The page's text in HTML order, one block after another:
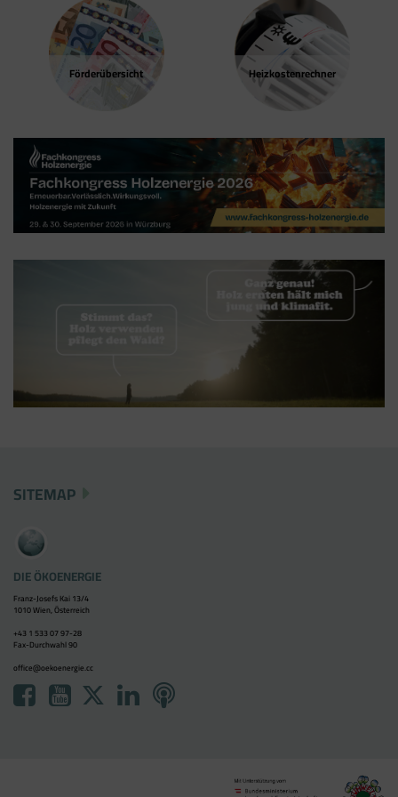
Förder­übersicht Heizkosten­rechner
SITEMAP
DIE ÖKOENERGIE
Franz-Josefs Kai 13/4
1010 Wien, Österreich
+43 1 533 07 97-28
Fax-Durchwahl 90
office@oekoenergie.cc
Google Tag Manager
Der Google Tag Manager setzt keine Cookies
(im leeren Zustand). Der Tag Manager ist nur
ein "Container", über den Sie u.a. verschiedene
Tracking- und Remarketing-Codes gebündelt
einbauen können. Wenn Sie beispielsweise
Google Analytics über den Tag Manager
einbinden, werden Cookies gesetzt. Diese
Cookies stammen aber von Google Analytics
und nicht vom Tag Manager selbst.